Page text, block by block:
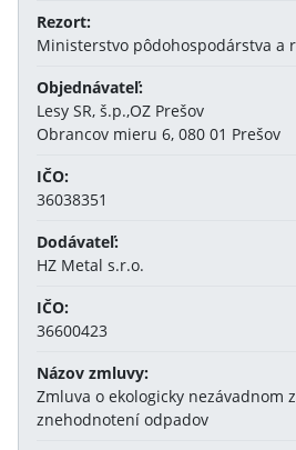
Rezort:
Ministerstvo pôdohospodárstva a
Objednávateľ:
Lesy SR, š.p.,OZ Prešov
Obrancov mieru 6, 080 01 Prešov
IČO:
36038351
Dodávateľ:
HZ Metal s.r.o.
IČO:
36600423
Názov zmluvy:
Zmluva o ekologicky nezávadnom
znehodnotení odpadov